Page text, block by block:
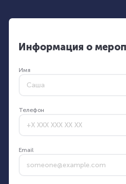
Информация о
Имя
Телефон
Email